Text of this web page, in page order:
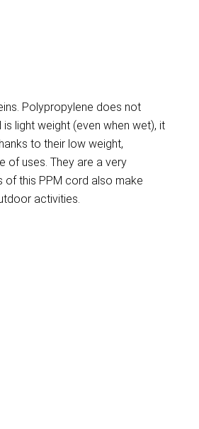
Polypropylene does not
light weight (even when wet), it
to their low weight,
of uses. They are a very
of this PPM cord also make
activities.